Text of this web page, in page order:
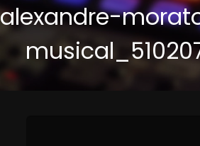
alexandre-